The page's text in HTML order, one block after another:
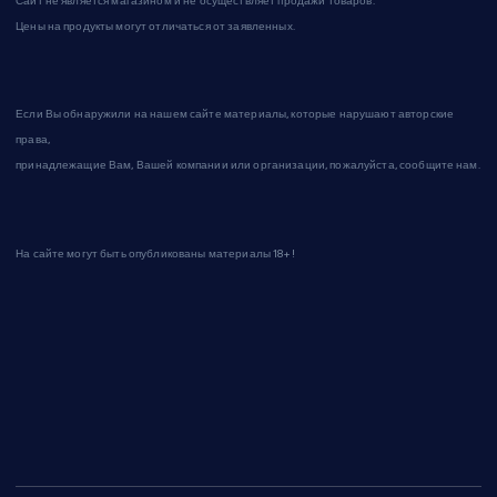
Цены на продукты могут отличаться от заявленных.
Если Вы обнаружили на нашем сайте материалы, которые нарушают авторские
права,
принадлежащие Вам, Вашей компании или организации, пожалуйста, сообщите нам.
На сайте могут быть опубликованы материалы 18+!